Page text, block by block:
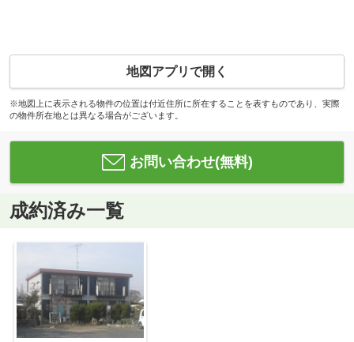
地図アプリで開く
※地図上に表示される物件の位置は付近住所に所在することを表すものであり、実際
の物件所在地とは異なる場合がございます。
お問い合わせ(無料)
成約済み一覧